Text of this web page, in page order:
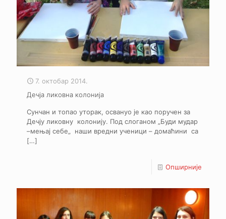
7. октобар 2014.
Дечја ликовна колонија
Сунчан и топао уторак, освануо је као поручен за
Дечју ликовну колонију. Под слоганом „Буди мудар
–мењај себе„ наши вредни ученици – домаћини са
[…]
Опширније